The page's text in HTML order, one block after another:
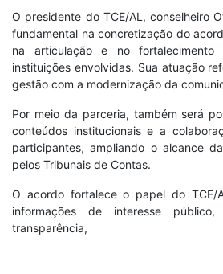
O presidente do TCE/AL, conselheiro
fundamental na concretização do
na articulação e no
instituições envolvidas. Sua atuação
gestão com a modernização da
Por meio da parceria, também será
conteúdos institucionais e a
participantes, ampliando o alcance
pelos Tribunais de Contas.
O acordo fortalece o papel do TCE/
informações de interesse
transparência,